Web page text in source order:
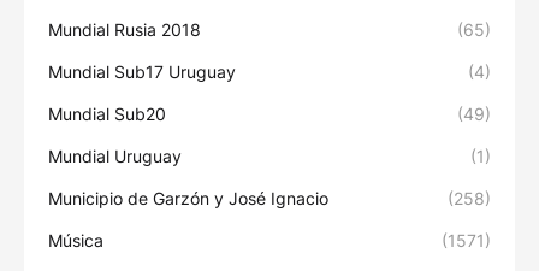
Mundial Rusia 2018 (65)
Mundial Sub17 Uruguay (4)
Mundial Sub20 (49)
Mundial Uruguay (1)
Municipio de Garzón y José Ignacio (258)
Música (1571)